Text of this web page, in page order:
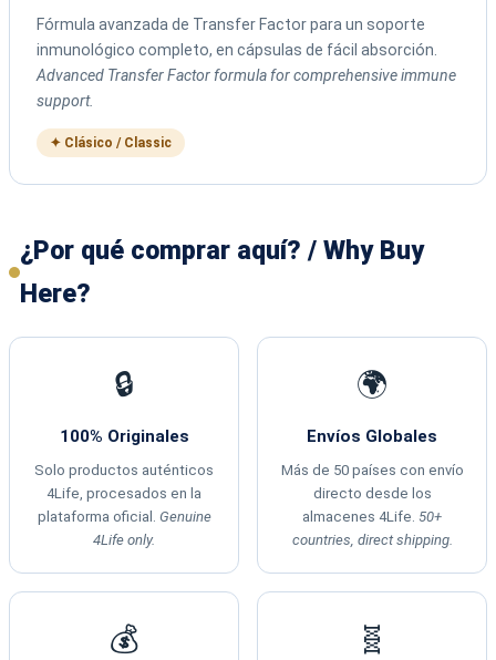
Fórmula avanzada de Transfer Factor para un soporte
inmunológico completo, en cápsulas de fácil absorción.
Advanced Transfer Factor formula for comprehensive immune
support.
✦ Clásico / Classic
¿Por qué comprar aquí? / Why Buy
Here?
🔒
100% Originales
Solo productos auténticos
4Life, procesados en la
plataforma oficial. Genuine
4Life only.
🌍
Envíos Globales
Más de 50 países con envío
directo desde los
almacenes 4Life. 50+
countries, direct shipping.
💰 🧬